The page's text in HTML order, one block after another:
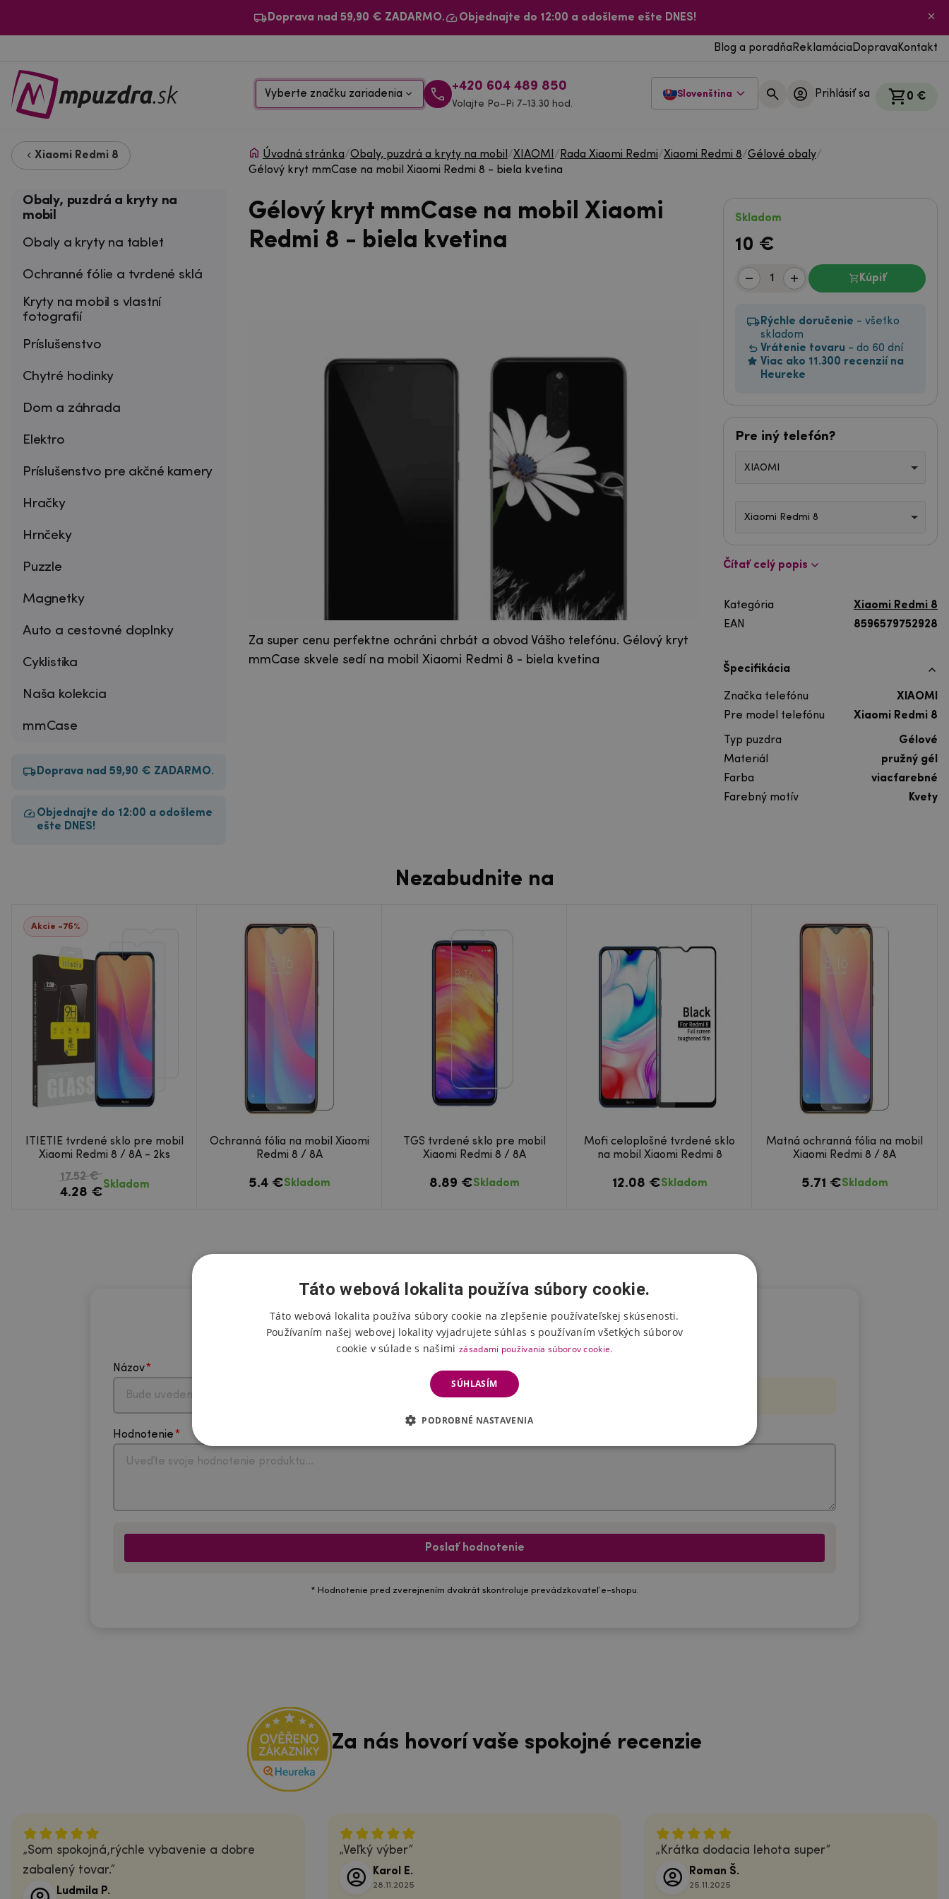
Doprava nad 59,90 € ZADARMO. Objednajte do 12:00 a odošleme ešte DNES!
Blog a poradňa Reklamácia Doprava Kontakt
Vyberte značku zariadenia
+420 604 489 850
Volajte Po–Pi 7–13.30 hod.
Slovenština Prihlásiť sa 0 €
Xiaomi Redmi 8
Obaly, puzdrá a kryty na
mobil
Obaly a kryty na tablet
Ochranné fólie a tvrdené sklá
Kryty na mobil s vlastní
fotografií
Príslušenstvo
Chytré hodinky
Dom a záhrada
Elektro
Príslušenstvo pre akčné kamery
Hračky
Hrnčeky
Puzzle
Magnetky
Auto a cestovné doplnky
Cyklistika
Naša kolekcia
mmCase
Doprava nad 59,90 € ZADARMO.
Objednajte do 12:00 a odošleme
ešte DNES!
Úvodná stránka/Obaly, puzdrá a kryty na mobil /XIAOMI / Rada Xiaomi Redmi/Xiaomi Redmi 8/Gélové obaly/
Gélový kryt mmCase na mobil Xiaomi Redmi 8 - biela kvetina
Gélový kryt mmCase na mobil Xiaomi
Redmi 8 - biela kvetina
Za super cenu perfektne ochráni chrbát a obvod Vášho telefónu. Gélový kryt
mmCase skvele sedí na mobil Xiaomi Redmi 8 - biela kvetina
Skladom
10 €
Kúpiť
Rýchle doručenie - všetko
skladom
Vrátenie tovaru - do 60 dní
Viac ako 11.300 recenzií na
Heureke
Pre iný telefón?
XIAOMI
Xiaomi Redmi 8
Čítať celý popis
Kategória
Xiaomi Redmi 8
EAN
8596579752928
Špecifikácia
Značka telefónu
XIAOMI
Pre model telefónu
Xiaomi Redmi 8
Typ puzdra
Gélové
Materiál
pružný gél
Farba
viacfarebné
Farebný motív
Kvety
Nezabudnite na
Akcie -76%
ITIETIE tvrdené sklo pre mobil
Xiaomi Redmi 8 / 8A - 2ks
17.52 €
4.28 €
Skladom
Ochranná fólia na mobil Xiaomi
Redmi 8 / 8A
5.4 €Skladom
TGS tvrdené sklo pre mobil
Xiaomi Redmi 8 / 8A
8.89 €Skladom
Mofi celoplošné tvrdené sklo
na mobil Xiaomi Redmi 8
12.08 €Skladom
Matná ochranná fólia na mobil
Xiaomi Redmi 8 / 8A
5.71 €Skladom
Hodnotenie produktu
Názov Vyberte počet hviezdičiek
Hodnotenie
Poslať hodnotenie
* Hodnotenie pred zverejnením dvakrát skontroluje prevádzkovateľ e-shopu.
Za nás hovorí vaše spokojné recenzie
Som spokojná,rýchle vybavenie a dobre
zabalený tovar.
Ludmila P.
Veľký výber
Karol E.
28.11.2025
Krátka dodacia lehota super
Roman Š.
25.11.2025
Táto webová lokalita používa súbory cookie.
Táto webová lokalita používa súbory cookie na zlepšenie používateľskej skúsenosti.
Používaním našej webovej lokality vyjadrujete súhlas s používaním všetkých súborov
cookie v súlade s našimi zásadami používania súborov cookie.
SÚHLASÍM
PODROBNÉ NASTAVENIA